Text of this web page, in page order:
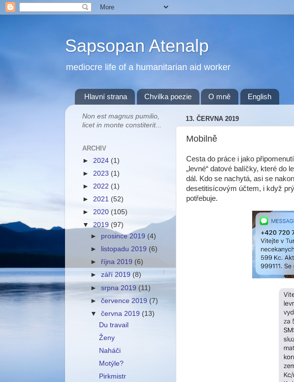
Sapsopan Atenalp
mediocre life of a humanitarian aid worker
Hlavní strana Chvilka poezie O mně English
13. ČERVNA 2019
Mobilně
Cesta do práce i jako
„levné“ datové balíčky, které do
dál. Kdo se nachytá, asi se
desetitisícovým účtem, i když
potřebuje.
Non est magnus pumilio,
licet in monte constiterit...
ARCHIV
► 2024 (1)
► 2023 (1)
► 2022 (1)
► 2021 (52)
► 2020 (105)
▼ 2019 (97)
► prosince 2019 (4)
►
listopadu 2019 (6)
►října 2019 (6)
►září 2019(8)
►srpna 2019 (11)
►července 2019 (7)
▼června 2019 (13)
Du travail
Ženy
Naháči
Motýle?
Pirkmistr